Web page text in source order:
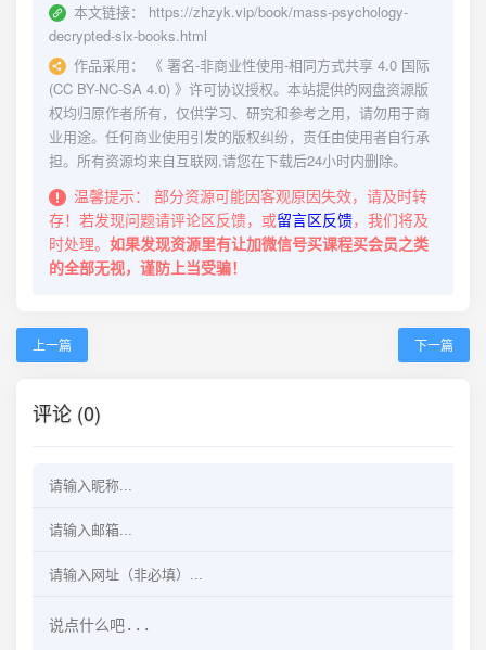
本文链接：
https://zhzyk.vip/book/mass-psychology-
decrypted-six-books.html
作品采用：
《 署名-非商业性使用-相同方式共享 4.0 国际
(CC BY-NC-SA 4.0) 》许可协议授权。本站提供的网盘资源版
权均归原作者所有，仅供学习、研究和参考之用，请勿用于商
业用途。任何商业使用引发的版权纠纷，责任由使用者自行承
担。所有资源均来自互联网,请您在下载后24小时内删除。
温馨提示：
部分资源可能因客观原因失效，请及时转
存！若发现问题请评论区反馈，或留言区反馈，我们将及
时处理。 如果发现资源里有让加微信号买课程买会员之类
的全部无视，谨防上当受骗！
上一篇 下一篇
评论 (0)